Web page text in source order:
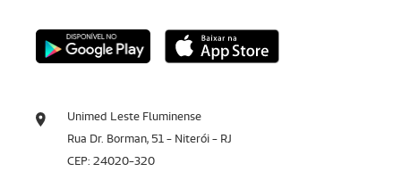
Unimed Leste Fluminense
Rua Dr. Borman, 51 - Niterói - RJ
CEP: 24020-320